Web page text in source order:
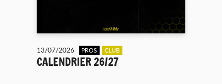
13/07/2026 PROS CLUB
CALENDRIER 26/27